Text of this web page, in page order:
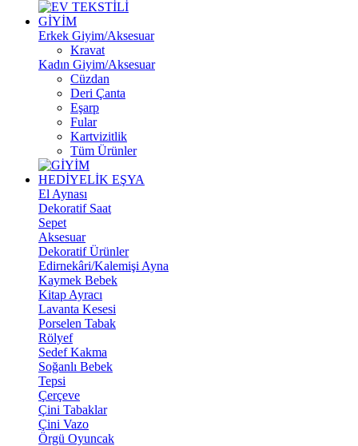
GİYİM
Erkek Giyim/Aksesuar
Kravat
Kadın Giyim/Aksesuar
Cüzdan
Deri Çanta
Eşarp
Fular
Kartvizitlik
Tüm Ürünler
HEDİYELİK EŞYA
El Aynası
Dekoratif Saat
Sepet
Aksesuar
Dekoratif Ürünler
Edirnekâri/Kalemişi Ayna
Kaymek Bebek
Kitap Ayracı
Lavanta Kesesi
Porselen Tabak
Rölyef
Sedef Kakma
Soğanlı Bebek
Tepsi
Çerçeve
Çini Tabaklar
Çini Vazo
Örgü Oyuncak